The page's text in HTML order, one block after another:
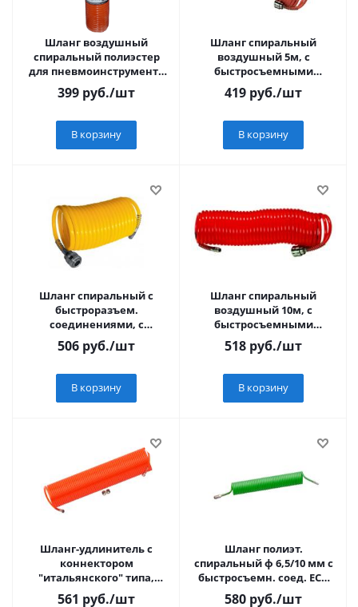
Шланг воздушный
спиральный полиэстер
для пневмоинструмента
MegArsenal 10м
399 руб./шт
В корзину
Шланг спиральный
воздушный 5м, с
быстросъемными
соединениями "MATRIX"
419 руб./шт
В корзину
Шланг спиральный с
быстроразъем.
соединениями, с
клапаном, 10 м
506 руб./шт
В корзину
Шланг спиральный
воздушный 10м, с
быстросъемными
соединениями "MATRIX"
518 руб./шт
В корзину
Шланг-удлинитель с
коннектором
"итальянского" типа,
длина 10 м
561 руб./шт
Шланг полиэт.
спиральный ф 6,5/10 мм с
быстросъемн. соед. ECO
(длина 5 м)
580 руб./шт